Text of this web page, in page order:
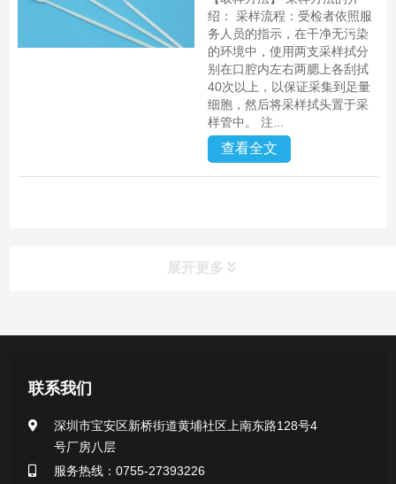
绍： 采样流程：受检者依照服
务人员的指示，在干净无污染
的环境中，使用两支采样拭分
别在口腔内左右两腮上各刮拭
40次以上，以保证采集到足量
细胞，然后将采样拭头置于采
样管中。 注...
查看全文
展开更多
产品中心
医用无菌采样拭子系列
一次性使用采样器系列
微生物样本保存液（通用运输传媒介质）系列
联系我们
深圳市宝安区新桥街道黄埔社区上南东路128号4
号厂房八层
服务热线：0755-27393226